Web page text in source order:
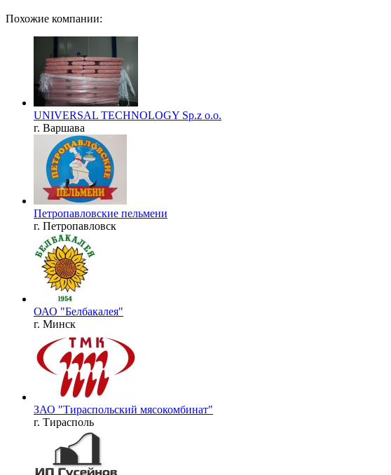
Похожие компании:
UNIVERSAL TECHNOLOGY Sp.z o.o.
г. Варшава
Петропавловские пельмени
г. Петропавловск
ОАО "Белбакалея"
г. Минск
ЗАО "Тираспольский мясокомбинат"
г. Тирасполь